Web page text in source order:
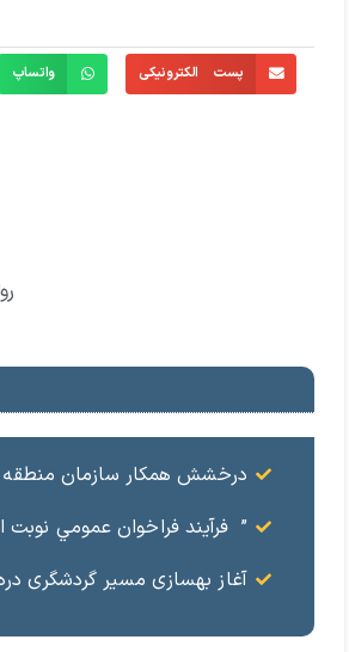
پست الکترونیکی واتساپ
درخشش همکار سازمان منطقه
” فرآيند فراخوان عمومي نوبت اول
آغاز بهسازی مسیر گردشگری